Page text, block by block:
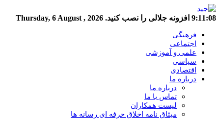
9:11:08 افزونه جلالی را نصب کنید. Thursday, 6 August , 2026
فرهنگی
اجتماعی
علمی و آموزشی
سیاسی
اقتصادی
درباره ما
درباره ما
تماس با ما
لیست همکاران
میثاق نامه اخلاق حرفه ای رسانه ها